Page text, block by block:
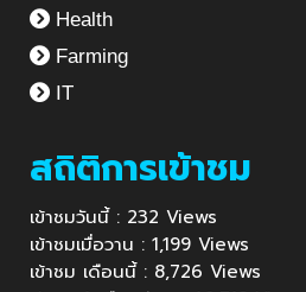
Health
Farming
IT
สถิติการเข้าชม
เข้าชมวันนี้ : 232 Views
เข้าชมเมื่อวาน : 1,199 Views
เข้าชม เดือนนี้ : 8,726 Views